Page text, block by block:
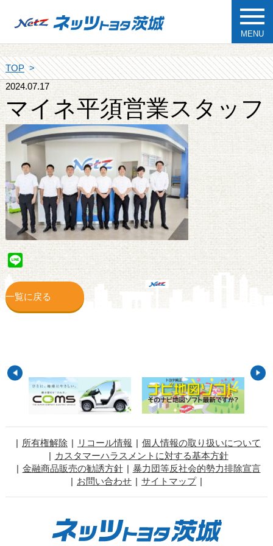
MENU
TOP
2024.07.17
マイネ平須営業スタッフ
Line
一覧に戻る
所有権解除 リコール情報
個人情報の取り扱いについて
カスタマーハラスメントに対する基本方針
金融商品販売の勧誘方針
暴力団等反社会的勢力排除宣言
お問い合わせ
サイトマップ